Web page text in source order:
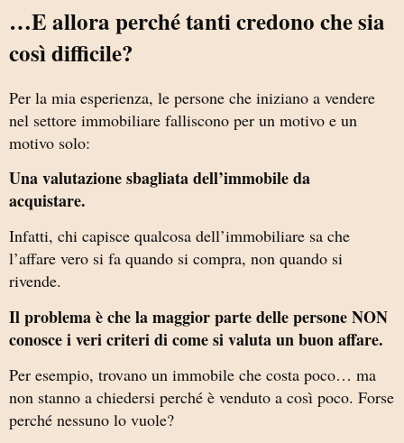
…E allora perché tanti credono che sia
così difficile?
Per la mia esperienza, le persone che iniziano a vendere
nel settore immobiliare falliscono per un motivo e un
motivo solo:
Una valutazione sbagliata dell’immobile da
acquistare.
Infatti, chi capisce qualcosa dell’immobiliare sa che
l’affare vero si fa quando si compra, non quando si
rivende.
Il problema è che la maggior parte delle persone NON
conosce i veri criteri di come si valuta un buon affare.
Per esempio, trovano un immobile che costa poco… ma
non stanno a chiedersi perché è venduto a così poco. Forse
perché nessuno lo vuole?